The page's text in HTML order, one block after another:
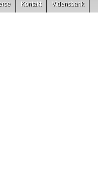
Kontakt Vidensbank